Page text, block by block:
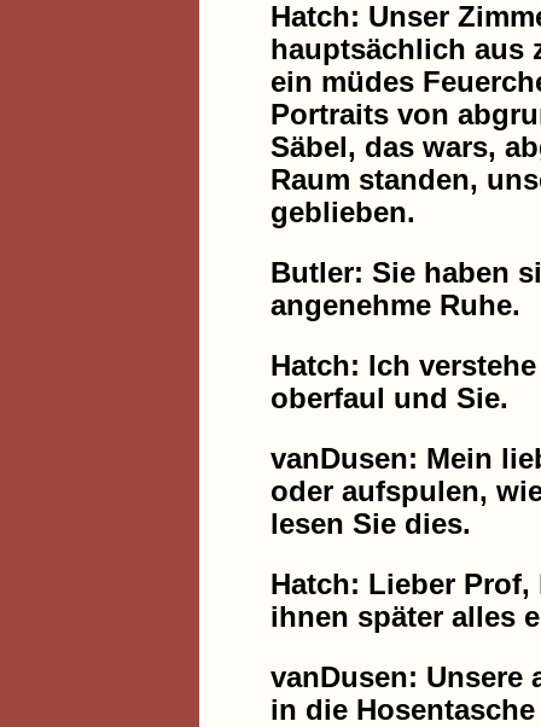
Hatch: Unser
hauptsächlich aus
ein müdes
Portraits von
Säbel, das wars,
Raum standen,
geblieben.
Butler: Sie haben
angenehme Ruhe.
Hatch: Ich
oberfaul und Sie.
vanDusen: Mein
oder aufspulen,
lesen Sie dies.
Hatch: Lieber
ihnen später alles
vanDusen: Unsere
in die